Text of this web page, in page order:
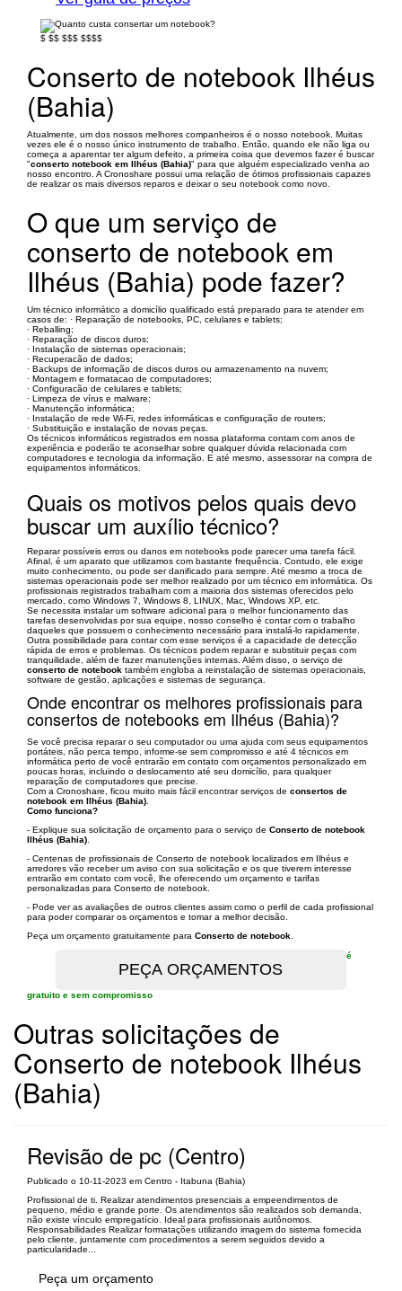
$ $$ $$$ $$$$
Conserto de notebook Ilhéus
(Bahia)
Atualmente, um dos nossos melhores companheiros é o nosso notebook. Muitas
vezes ele é o nosso único instrumento de trabalho. Então, quando ele não liga ou
começa a aparentar ter algum defeito, a primeira coisa que devemos fazer é buscar
"conserto notebook em Ilhéus (Bahia)" para que alguém especializado venha ao
nosso encontro. A Cronoshare possui uma relação de ótimos profissionais capazes
de realizar os mais diversos reparos e deixar o seu notebook como novo.
O que um serviço de
conserto de notebook em
Ilhéus (Bahia) pode fazer?
Um técnico informático a domicílio qualificado está preparado para te atender em
casos de: · Reparação de notebooks, PC, celulares e tablets;
· Reballing;
· Reparação de discos duros;
· Instalação de sistemas operacionais;
· Recuperacão de dados;
· Backups de informação de discos duros ou armazenamento na nuvem;
· Montagem e formatacao de computadores;
· Configuracão de celulares e tablets;
· Limpeza de vírus e malware;
· Manutenção informática;
· Instalação de rede Wi-Fi, redes informáticas e configuração de routers;
· Substituição e instalação de novas peças.
Os técnicos informáticos registrados em nossa plataforma contam com anos de
experiência e poderão te aconselhar sobre qualquer dúvida relacionada com
computadores e tecnologia da informação. E até mesmo, assessorar na compra de
equipamentos informáticos.
Quais os motivos pelos quais devo
buscar um auxílio técnico?
Reparar possíveis erros ou danos em notebooks pode parecer uma tarefa fácil.
Afinal, é um aparato que utilizamos com bastante frequência. Contudo, ele exige
muito conhecimento, ou pode ser danificado para sempre. Até mesmo a troca de
sistemas operacionais pode ser melhor realizado por um técnico em informática. Os
profissionais registrados trabalham com a maioria dos sistemas oferecidos pelo
mercado, como Windows 7, Windows 8, LINUX, Mac, Windows XP, etc.
Se necessita instalar um software adicional para o melhor funcionamento das
tarefas desenvolvidas por sua equipe, nosso conselho é contar com o trabalho
daqueles que possuem o conhecimento necessário para instalá-lo rapidamente.
Outra possibilidade para contar com esse serviços é a capacidade de detecção
rápida de erros e problemas. Os técnicos podem reparar e substituir peças com
tranquilidade, além de fazer manutenções internas. Além disso, o serviço de
conserto de notebook também engloba a reinstalação de sistemas operacionais,
software de gestão, aplicações e sistemas de segurança.
Onde encontrar os melhores profissionais para
consertos de notebooks em Ilhéus (Bahia)?
Se você precisa reparar o seu computador ou uma ajuda com seus equipamentos
portáteis, não perca tempo, informe-se sem compromisso e até 4 técnicos em
informática perto de você entrarão em contato com orçamentos personalizado em
poucas horas, incluindo o deslocamento até seu domicílio, para qualquer
reparação de computadores que precise.
Com a Cronoshare, ficou muito mais fácil encontrar serviços de consertos de
notebook em Ilhéus (Bahia)
Como funciona?
- Explique sua solicitação de orçamento para o serviço de Conserto de notebook
Ilhéus (Bahia)
- Centenas de profissionais de Conserto de notebook localizados em Ilhéus e
arredores vão receber um aviso con sua solicitação e os que tiverem interesse
entrarão em contato com você, lhe oferecendo um orçamento e tarifas
personalizadas para Conserto de notebook.
- Pode ver as avaliações de outros clientes assim como o perfil de cada profissional
para poder comparar os orçamentos e tomar a melhor decisão.
Peça um orçamento gratuitamente para Conserto de notebook
é
gratuito e sem compromisso
Outras solicitações de
Conserto de notebook Ilhéus
(Bahia)
Revisão de pc (Centro)
Publicado o 10-11-2023 em Centro - Itabuna (Bahia)
Profissional de ti. Realizar atendimentos presenciais a empeendimentos de
pequeno, médio e grande porte. Os atendimentos são realizados sob demanda,
não existe vínculo empregatício. Ideal para profissionais autônomos.
Responsabilidades Realizar formatações utilizando imagem do sistema fornecida
pelo cliente, juntamente com procedimentos a serem seguidos devido a
particularidade...
Peça um orçamento